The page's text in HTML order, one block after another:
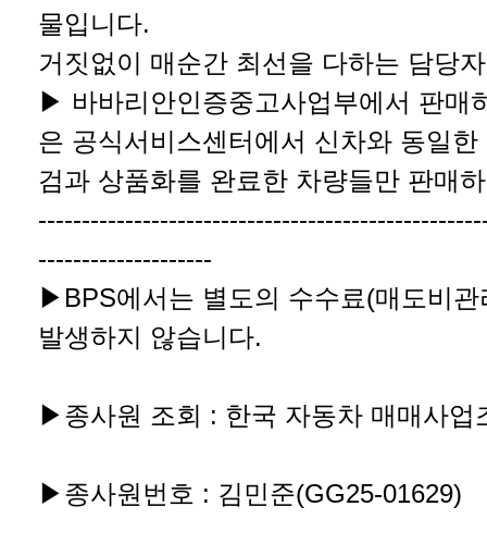
물입니다.
거짓없이 매순간 최선을 다하는 담당
▶ 바바리안인증중고사업부에서 판매
은 공식서비스센터에서 신차와 동일
검과 상품화를 완료한 차량들만 판매
--------------------
▶BPS에서는 별도의 수수료(매도비관
발생하지 않습니다.
▶종사원 조회 : 한국 자동차 매매사업
▶종사원번호 : 김민준(GG25-01629)